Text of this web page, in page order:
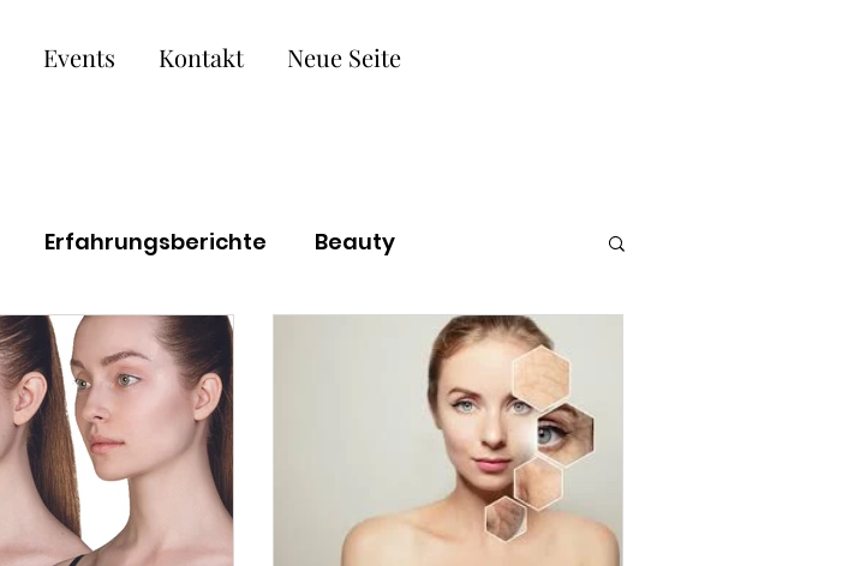
Events Kontakt Neue Seite
Erfahrungsberichte Beauty